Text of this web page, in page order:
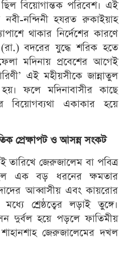
বিয়োগান্তক পরিবেশ। এই
নবী-নন্দিনী হযরত রুকাইয়াহ
থাকার নির্দেশের কারণে
বদরের যুদ্ধে শরিক হতে
মদিনায় প্রবেশের আগেই
এই মহীয়সীকে জান্নাতুল
ফলে মদিনাবাসীর কাছে
একাকার হয়ে
প্রেক্ষাপট ও আসন্ন সংকট
জেরুজালেম বা পবিত্র
এক বড় ধরনের ক্ষমতার
আব্বাসীয় এবং কায়রোর
শ্রেষ্ঠত্বের লড়াই তুঙ্গে।
দুর্বল হয়ে পড়লে ফাতিমীয়
জেরুজালেমের দখল